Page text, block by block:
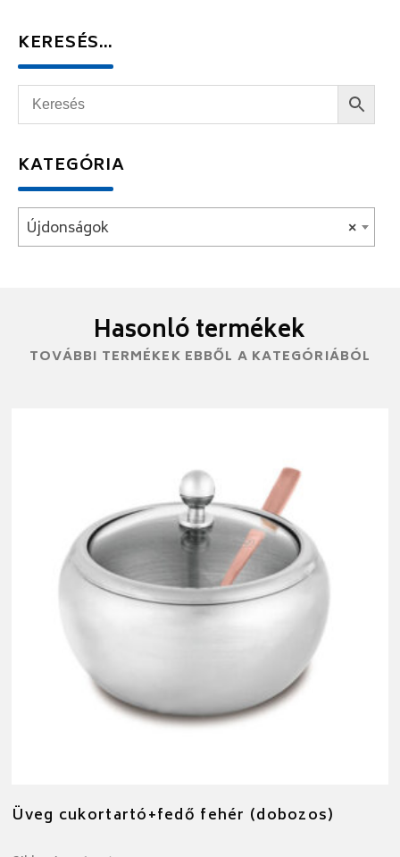
KERESÉS…
KATEGÓRIA
×
Újdonságok
Hasonló termékek
TOVÁBBI TERMÉKEK EBBŐL A KATEGÓRIÁBÓL
Üveg cukortartó+fedő fehér (dobozos)